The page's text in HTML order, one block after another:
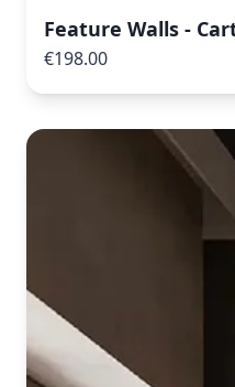
Feature Walls -
€198.00